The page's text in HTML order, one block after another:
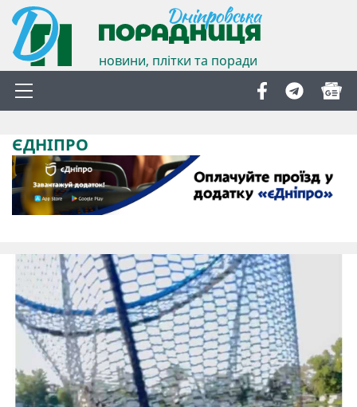
новини, плітки та поради
ЄДНІПРО